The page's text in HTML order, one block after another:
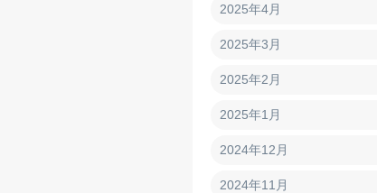
2025年4月
2025年3月
2025年2月
2025年1月
2024年12月
2024年11月